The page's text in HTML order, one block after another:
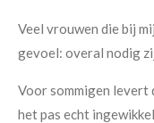
Veel vrouwen die bij
gevoel: overal nodig
Voor sommigen levert
het pas echt